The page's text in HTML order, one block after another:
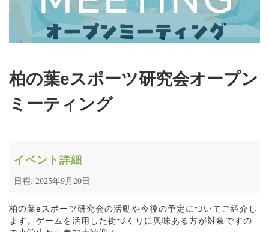
柏の葉eスポーツ研究会オープン
ミーティング
イベント詳細
日程: 2025年9月20日
柏の葉eスポーツ研究会の活動や今後の予定についてご紹介し
ます。ゲームを活用した街づくりに興味ある方が対象ですの